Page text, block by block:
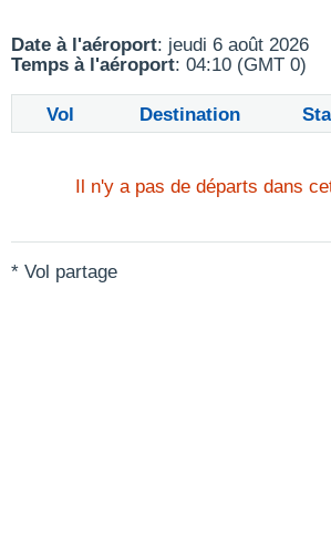
Date à l'aéroport: jeudi 6 août 2026
Temps à l'aéroport: 04:10 (GMT 0)
Vol Destination
Il n'y a pas de départs dans
* Vol partage